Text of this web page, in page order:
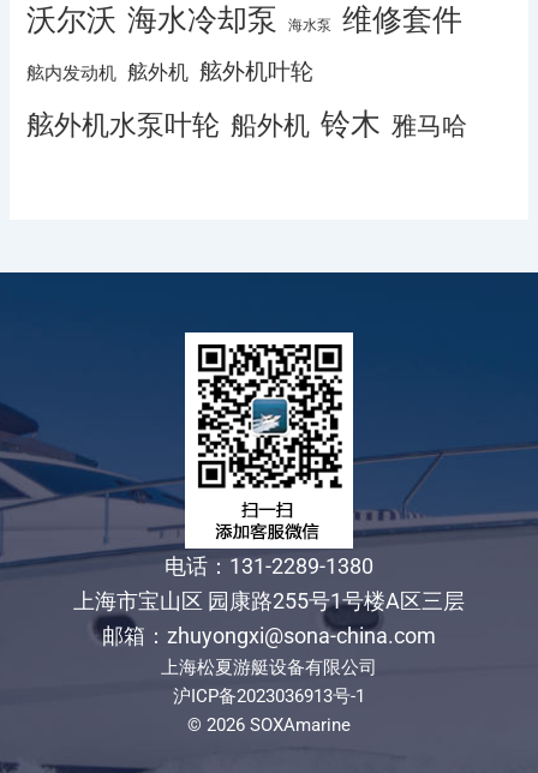
沃尔沃 海水冷却泵 海水泵 维修套件
舷内发动机 舷外机 舷外机叶轮
舷外机水泵叶轮 船外机 铃木 雅马哈
电话：131-2289-1380
上海市宝山区 园康路255号1号楼A区三层
邮箱：zhuyongxi@sona-china.com
上海松夏游艇设备有限公司
沪ICP备2023036913号-1
© 2026 SOXAmarine